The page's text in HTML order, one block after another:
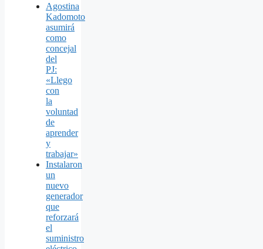
Agostina
Kadomoto
asumirá
como
concejal
del
PJ:
«Llego
con
la
voluntad
de
aprender
y
trabajar»
Instalaron
un
nuevo
generador
que
reforzará
el
suministro